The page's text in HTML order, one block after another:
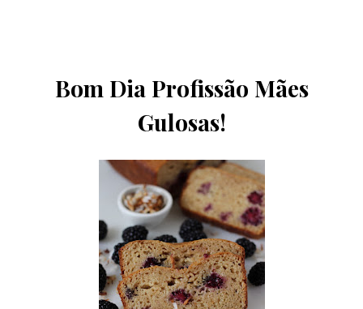
Bom Dia Profissão Mães
Gulosas!